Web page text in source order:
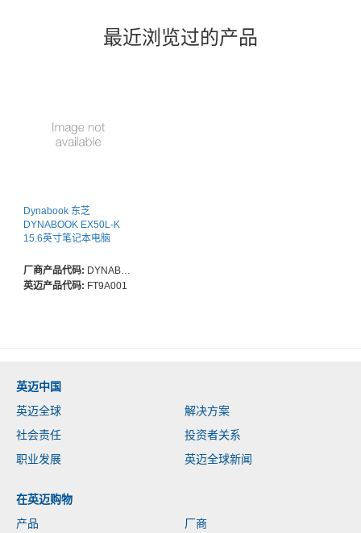
最近浏览过的产品
Dynabook 东芝
DYNABOOK EX50L-K
15.6英寸笔记本电脑
厂商产品代码: DYNABOOK EX50L-K
英迈产品代码: FT9A001
英迈中国
英迈全球
解决方案
社会责任
投资者关系
职业发展
英迈全球新闻
在英迈购物
产品
厂商